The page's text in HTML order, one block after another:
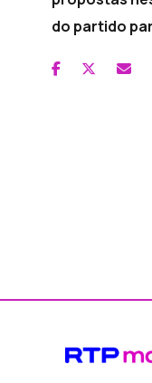
do partido